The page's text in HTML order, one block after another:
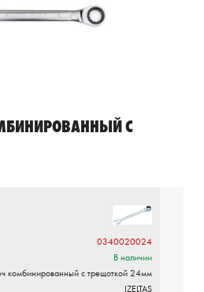
С
0340020024
В наличии
комбинированный с трещоткой 24мм
IZELTAS